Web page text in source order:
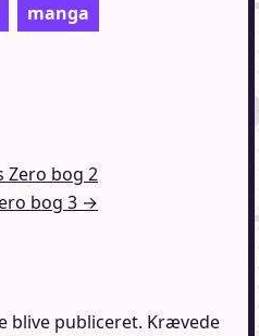
manga
Zero bog 2
bog 3 →
blive publiceret. Krævede